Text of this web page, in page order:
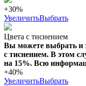
+30%
УвеличитьВыбрать
Цвета с тиснением
Вы можете выбрать и
с тиснением. В этом
на 15%. Всю
+40%
УвеличитьВыбрать